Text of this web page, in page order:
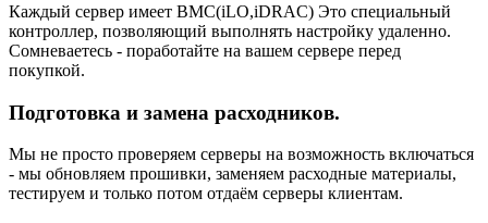
Каждый сервер имеет BMC(iLO,iDRAC) Это специальный
контроллер, позволяющий выполнять настройку удаленно.
Сомневаетесь - поработайте на вашем сервере перед
покупкой.
Подготовка и замена расходников.
Мы не просто проверяем серверы на возможность включаться
- мы обновляем прошивки, заменяем расходные материалы,
тестируем и только потом отдаём серверы клиентам.